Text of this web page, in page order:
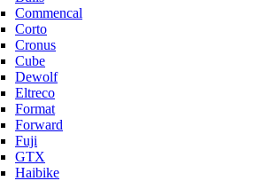
Commencal
Corto
Cronus
Cube
Dewolf
Eltreco
Format
Forward
Fuji
GTX
Haibike